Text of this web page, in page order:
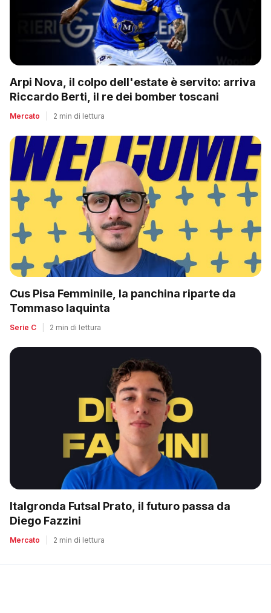
Arpi Nova, il colpo dell'estate è servito: arriva
Riccardo Berti, il re dei bomber toscani
Mercato 2 min di lettura
Cus Pisa Femminile, la panchina riparte da
Tommaso Iaquinta
Serie C 2 min di lettura
Italgronda Futsal Prato, il futuro passa da
Diego Fazzini
Mercato 2 min di lettura